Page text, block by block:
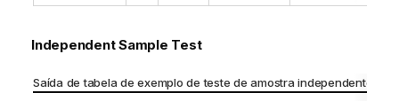
Independent Sample Test
Saída de tabela de exemplo de teste de amostra independente